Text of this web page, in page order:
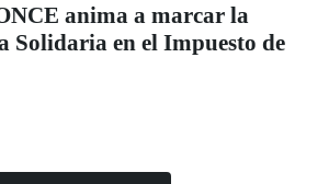
anima a marcar la
Solidaria en el Impuesto de